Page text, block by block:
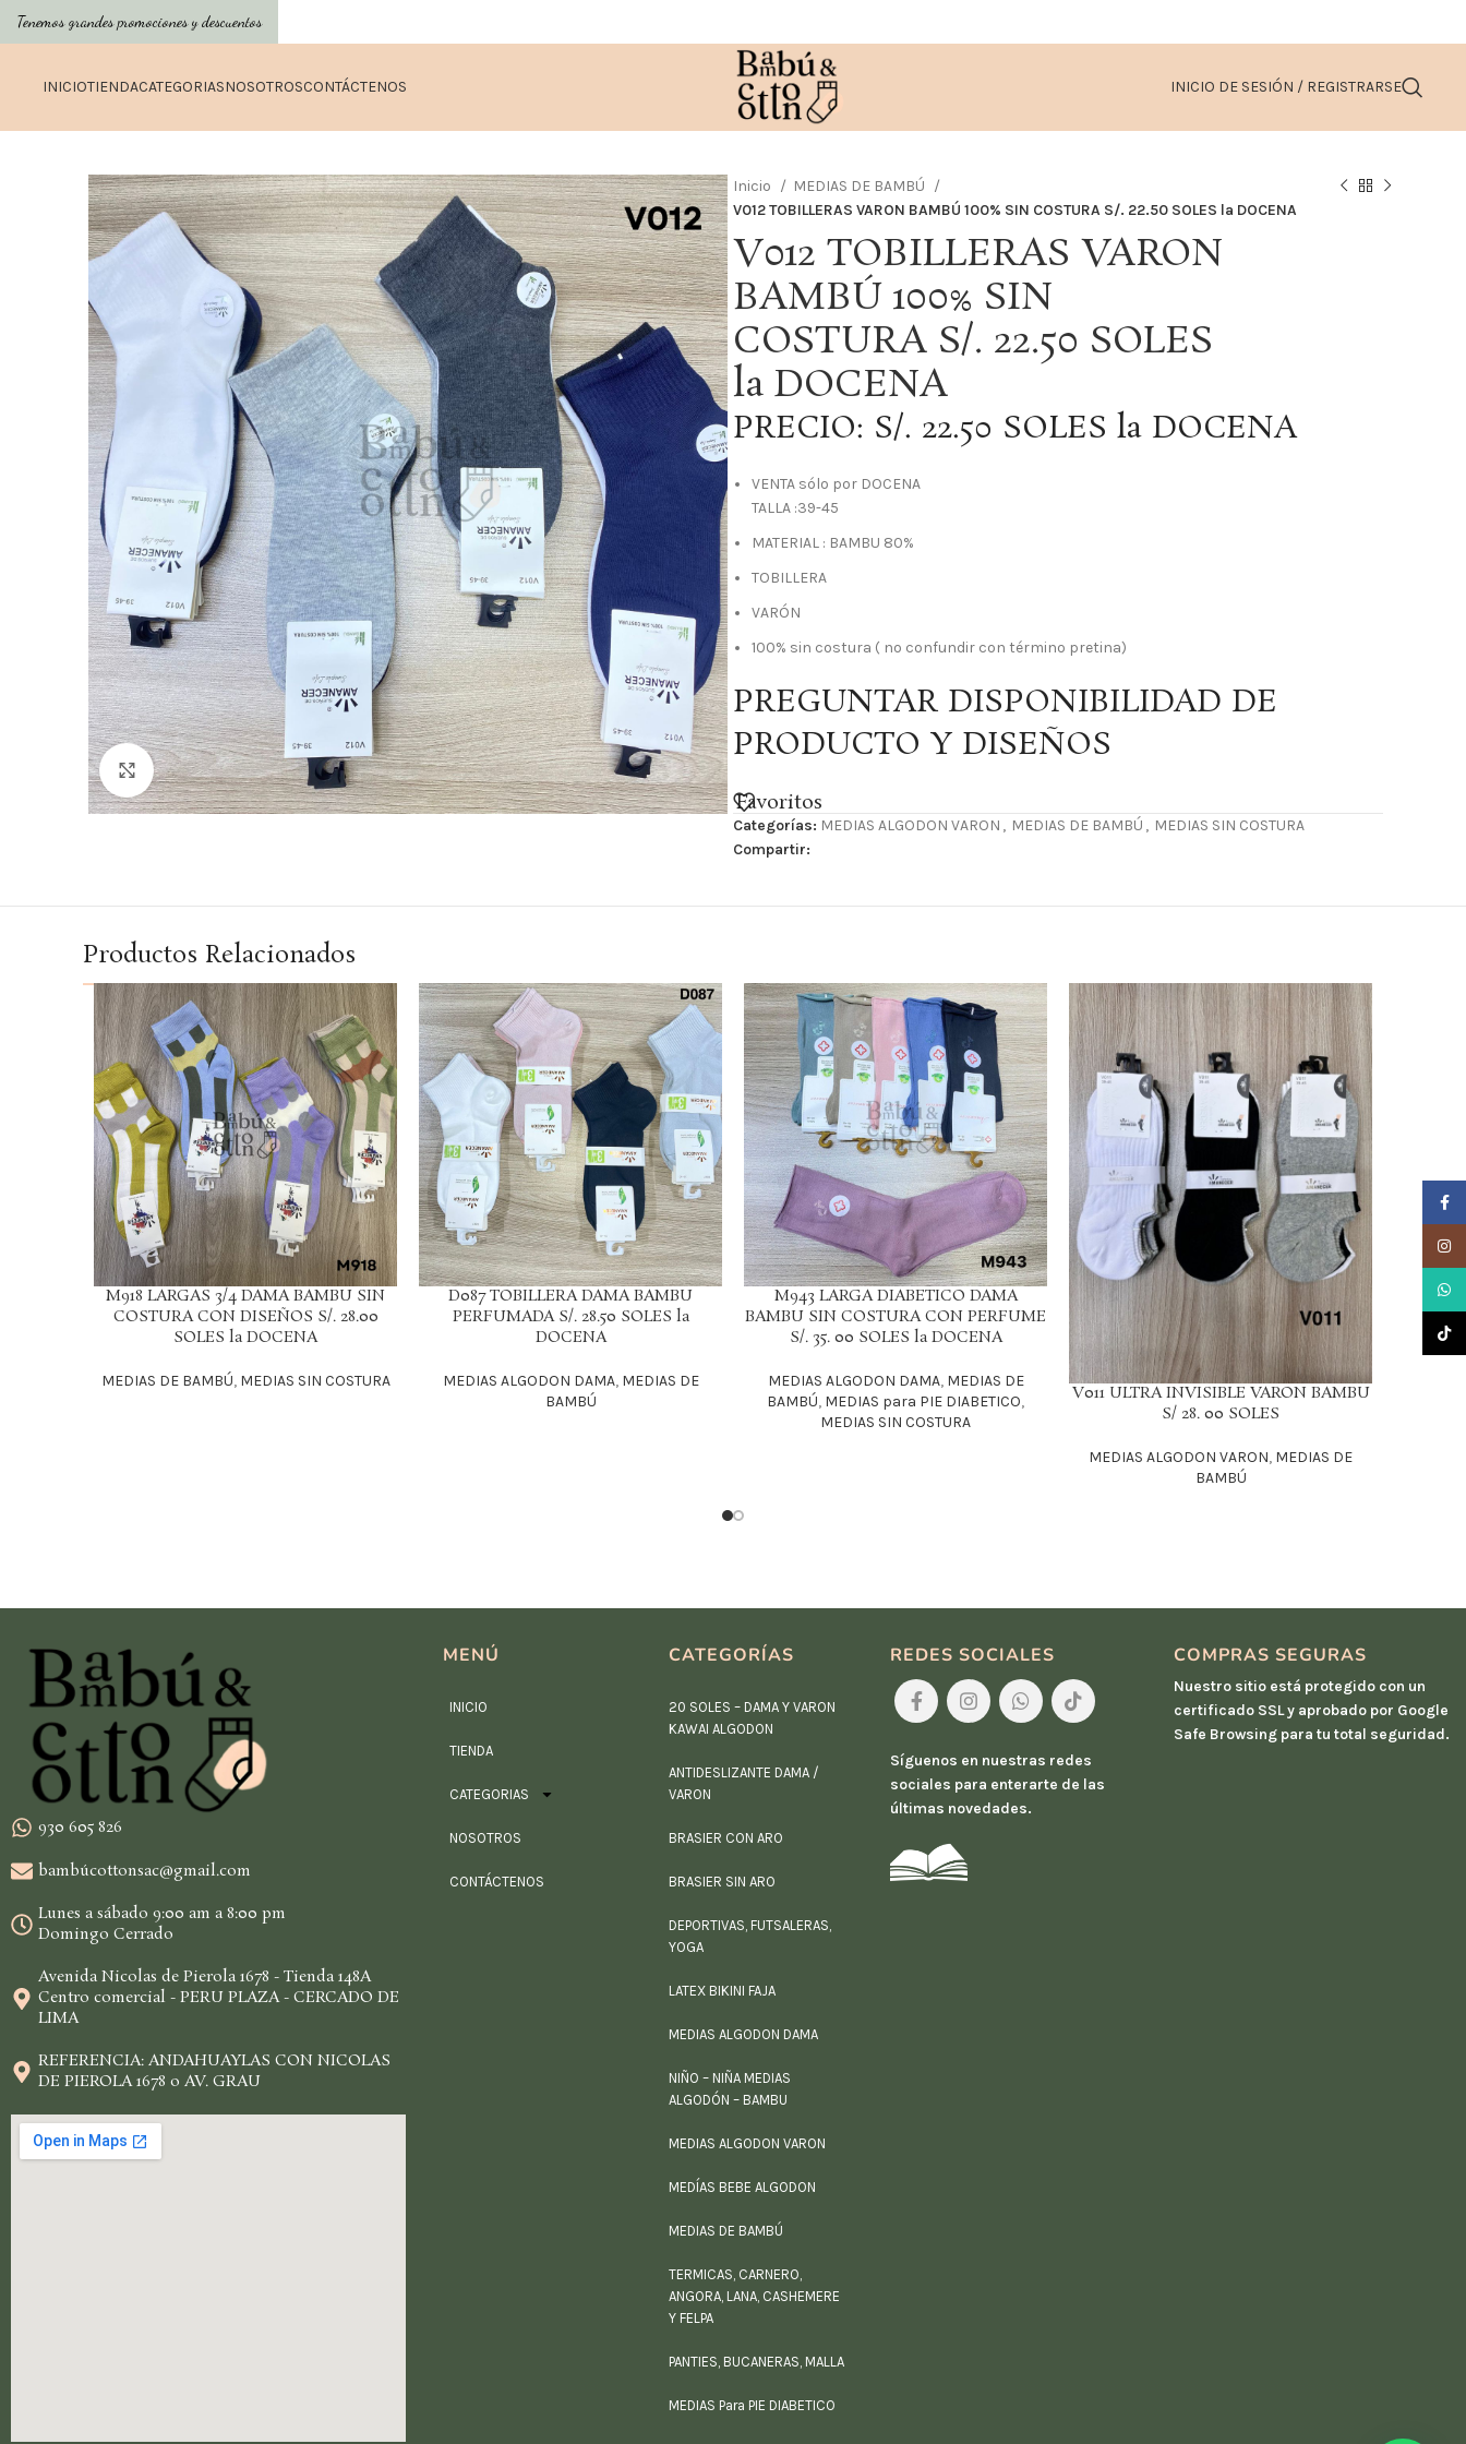
INICIOTIENDACATEGORIASNOSOTROSCONTÁCTENOS INICIO DE SESIÓN / REGISTRARSE
Haga Click para agrandar
Inicio
MEDIAS DE BAMBÚ
V012 TOBILLERAS VARON BAMBÚ 100% SIN COSTURA S/. 22.50 SOLES la DOCENA
V012 TOBILLERAS VARON
BAMBÚ 100% SIN
COSTURA S/. 22.50 SOLES
la DOCENA
PRECIO: S/. 22.50 SOLES la DOCENA
VENTA sólo por DOCENA
TALLA :39-45
MATERIAL : BAMBU 80%
TOBILLERA
VARÓN
100% sin costura ( no confundir con término pretina)
PREGUNTAR DISPONIBILIDAD DE
PRODUCTO Y DISEÑOS
Favoritos
Categorías: MEDIAS ALGODON VARON , MEDIAS DE BAMBÚ , MEDIAS SIN COSTURA
Compartir:
Productos Relacionados
LEER MÁS
M918 LARGAS 3/4 DAMA BAMBU SIN
COSTURA CON DISEÑOS S/. 28.00
SOLES la DOCENA
MEDIAS DE BAMBÚ, MEDIAS SIN COSTURA
LEER MÁS
D087 TOBILLERA DAMA BAMBU
PERFUMADA S/. 28.50 SOLES la
DOCENA
MEDIAS ALGODON DAMA, MEDIAS DE
BAMBÚ
LEER MÁS
M943 LARGA DIABETICO DAMA
BAMBU SIN COSTURA CON PERFUME
S/. 35. 00 SOLES la DOCENA
MEDIAS ALGODON DAMA, MEDIAS DE
BAMBÚ, MEDIAS para PIE DIABETICO,
MEDIAS SIN COSTURA
LEER MÁS
V011 ULTRA INVISIBLE VARON BAMBU
S/ 28. 00 SOLES
MEDIAS ALGODON VARON, MEDIAS DE
BAMBÚ
LEER MÁS
930 605 826
bambúcottonsac@gmail.com
Lunes a sábado 9:00 am a 8:00 pm
Domingo Cerrado
Avenida Nicolas de Pierola 1678 - Tienda 148A
Centro comercial - PERU PLAZA - CERCADO DE
LIMA
REFERENCIA: ANDAHUAYLAS CON NICOLAS
DE PIEROLA 1678 o AV. GRAU
MENÚ
INICIO
TIENDA
CATEGORIAS
NOSOTROS
CONTÁCTENOS
CATEGORÍAS
20 SOLES – DAMA Y VARON
KAWAI ALGODON
ANTIDESLIZANTE DAMA /
VARON
BRASIER CON ARO
BRASIER SIN ARO
DEPORTIVAS, FUTSALERAS,
YOGA
LATEX BIKINI FAJA
MEDIAS ALGODON DAMA
NIÑO – NIÑA MEDIAS
ALGODÓN – BAMBU
MEDIAS ALGODON VARON
MEDÍAS BEBE ALGODON
MEDIAS DE BAMBÚ
TERMICAS, CARNERO,
ANGORA, LANA, CASHEMERE
Y FELPA
PANTIES, BUCANERAS, MALLA
MEDIAS Para PIE DIABETICO
REDES SOCIALES
Síguenos en nuestras redes
sociales para enterarte de las
últimas novedades.
COMPRAS SEGURAS
Nuestro sitio está protegido con un
certificado SSL y aprobado por Google
Safe Browsing para tu total seguridad.
Tenemos grandes promociones y descuentos
TikTok